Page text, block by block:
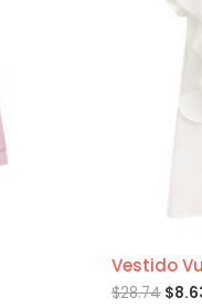
Vestido
$28.74 $